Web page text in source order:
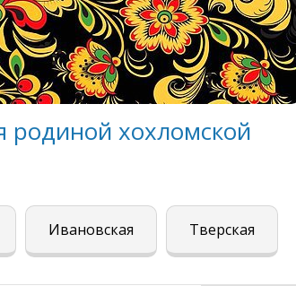
родиной хохломской
Ивановская Тверская